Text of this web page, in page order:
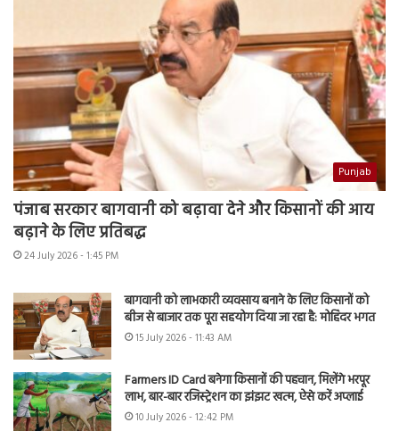
Punjab
पंजाब सरकार बागवानी को बढ़ावा देने और किसानों की आय
बढ़ाने के लिए प्रतिबद्ध
24 July 2026 - 1:45 PM
बागवानी को लाभकारी व्यवसाय बनाने के लिए किसानों को
बीज से बाजार तक पूरा सहयोग दिया जा रहा है: मोहिंदर भगत
15 July 2026 - 11:43 AM
Farmers ID Card बनेगा किसानों की पहचान, मिलेंगे भरपूर
लाभ, बार-बार रजिस्ट्रेशन का झंझट खत्म, ऐसे करें अप्लाई
10 July 2026 - 12:42 PM